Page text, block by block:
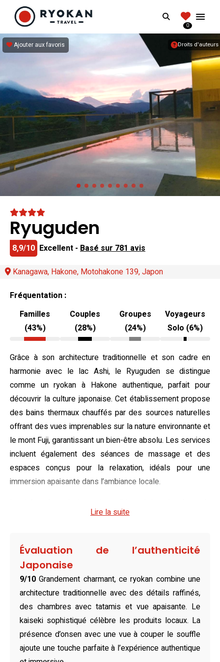
RYOKANTRAVEL
Vivez l'expérience authentique d'un Ryokan
Search
0
Droits d'auteurs
Ajouter aux favoris
Ryuguden
8,9/10 Excellent - Basé sur 781 avis
Kanagawa, Hakone, Motohakone 139, Japon
Fréquentation :
Familles
(43%)
Couples
(28%)
Groupes
(24%)
Voyageurs
Solo (6%)
Grâce à son architecture traditionnelle et son cadre en
harmonie avec le lac Ashi, le Ryuguden se distingue
comme un ryokan à Hakone authentique, parfait pour
découvrir la culture japonaise. Cet établissement propose
des bains thermaux chauffés par des sources naturelles
offrant des vues imprenables sur la nature environnante et
le mont Fuji, garantissant un bien-être absolu. Les services
incluent également des séances de massage et des
espaces conçus pour la relaxation, idéals pour une
immersion apaisante dans l’ambiance locale.
Ryuguden sont décorées avec des tatamis tissés et
expérience authentique. Certaines chambres offrent une
vue époustouflante sur le mont Fuji et le lac Ashi, tandis
que d’autres disposent de bains privés de sources
chaudes pour un moment de quiétude en toute intimité.
Elles comportent également des équipements modernes
tels que télévisions et réfrigérateurs, mêlant parfaitement
confort et tradition.
Bercé par une ambiance conviviale, le restaurant sur place
Lire la suite
Évaluation de l’authenticité
Japonaise
9/10 Grandement charmant, ce ryokan combine une
architecture traditionnelle avec des détails raffinés,
des chambres avec tatamis et vue apaisante. Le
kaiseki sophistiqué célèbre les produits locaux. La
présence d’onsen avec une vue à couper le souffle
ajoute une touche parfaite à l’expérience authentique